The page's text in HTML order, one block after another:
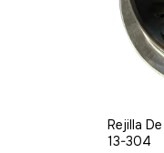
Rejilla
13-304